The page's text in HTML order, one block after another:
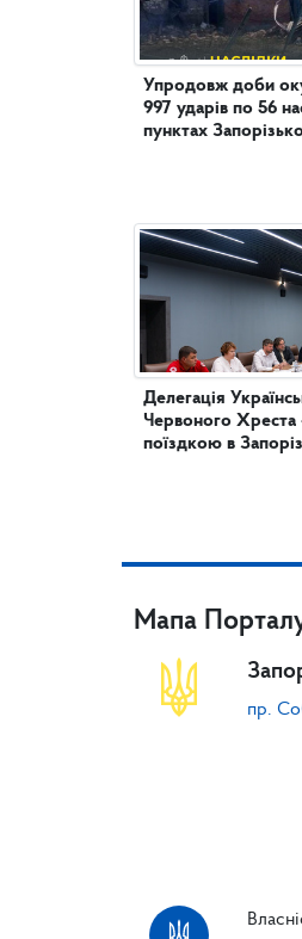
Упродовж доби
997 ударів по 56
пунктах
Делегація
Червоного
поїздкою в
Мапа
пр.